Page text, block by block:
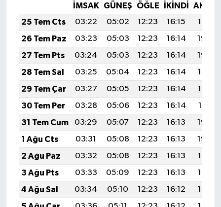
İMSAK GÜNEŞ ÖĞLE İKINDI
25 Tem Cts
03:22 05:02 12:23 16:15
19:35
26 Tem Paz
03:23 05:03 12:23 16:14
19:34
27 Tem Pts
03:24 05:03 12:23 16:14
19:34
28 Tem Sal
03:25 05:04 12:23 16:14
19:33
29 Tem Çar
03:27 05:05 12:23 16:14
19:32
30 Tem Per
03:28 05:06 12:23 16:14
19:31
31 Tem Cum
03:29 05:07 12:23 16:13
19:30
1 Ağu Cts
03:31 05:08 12:23 16:13
19:29
2 Ağu Paz
03:32 05:08 12:23 16:13
19:28
3 Ağu Pts
03:33 05:09 12:23 16:13
19:27
4 Ağu Sal
03:34 05:10 12:23 16:12
19:26